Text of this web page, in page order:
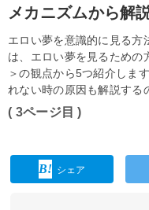
メカニズムから解
エロい夢を意識的に見る方
は、エロい夢を見るための
＞の観点から5つ紹介しま
れない時の原因も解説する
( 3ページ目 )
シェア